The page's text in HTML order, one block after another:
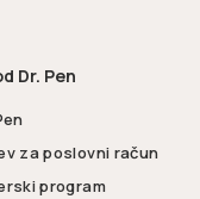
Dr. Pen
za poslovni račun
program